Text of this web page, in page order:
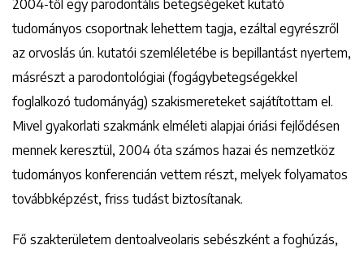
2004-től egy parodontális betegségeket kutató
tudományos csoportnak lehettem tagja, ezáltal egyrészről
az orvoslás ún. kutatói szemléletébe is bepillantást nyertem,
másrészt a parodontológiai (fogágybetegségekkel
foglalkozó tudományág) szakismereteket sajátítottam el.
Mivel gyakorlati szakmánk elméleti alapjai óriási fejlődésen
mennek keresztül, 2004 óta számos hazai és nemzetköz
tudományos konferencián vettem részt, melyek folyamatos
továbbképzést, friss tudást biztosítanak.
Fő szakterületem dentoalveolaris sebészként a foghúzás,